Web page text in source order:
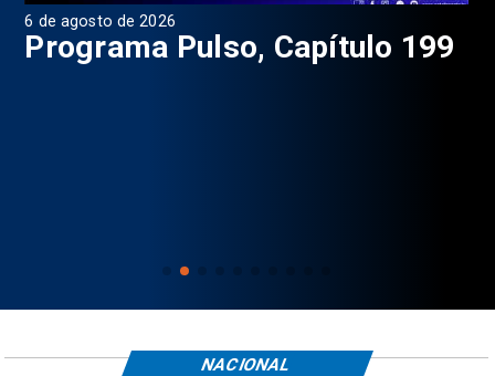
6 de agosto de 2026
Programa Pulso, Capítulo 199
NACIONAL